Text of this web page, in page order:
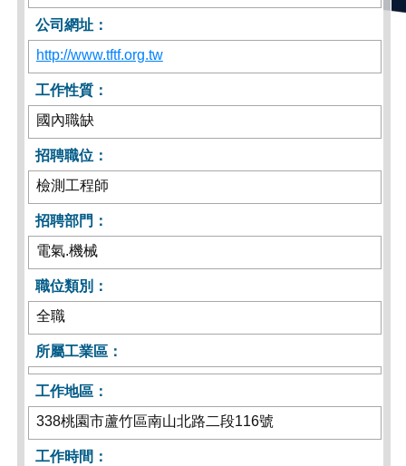
公司網址：
http://www.tftf.org.tw
工作性質：
國內職缺
招聘職位：
檢測工程師
招聘部門：
電氣.機械
職位類別：
全職
所屬工業區：
工作地區：
338桃園市蘆竹區南山北路二段116號
工作時間：